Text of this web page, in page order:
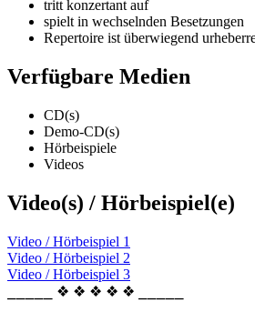
tritt konzertant auf
spielt in wechselnden Besetzungen
Repertoire ist überwiegend
Verfügbare Medien
CD(s)
Demo-CD(s)
Hörbeispiele
Videos
Video(s) / Hörbeispiel(e)
Video / Hörbeispiel 1
Video / Hörbeispiel 2
Video / Hörbeispiel 3
⎯⎯⎯⎯⎯ ❖ ❖ ❖ ❖ ❖ ⎯⎯⎯⎯⎯